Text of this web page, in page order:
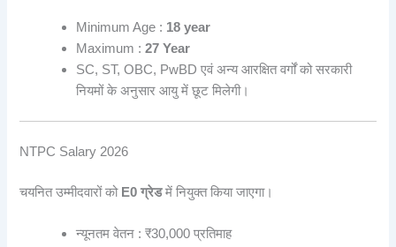
Minimum Age : 18 year
Maximum :27 Year
SC, ST, OBC, PwBD एवं अन्य आरक्षित वर्गों को सरकारी
नियमों के अनुसार आयु में छूट मिलेगी।
NTPC Salary 2026
चयनित उम्मीदवारों को E0 ग्रेडमें नियुक्त किया जाएगा।
न्यूनतम वेतन : ₹30,000 प्रतिमाह